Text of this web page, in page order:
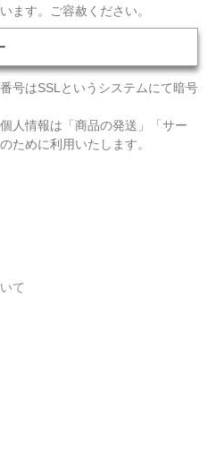
ます。ご容赦ください。
号はSSLというシステムにて暗号
人情報は「商品の発送」「サー
ために利用いたします。
て